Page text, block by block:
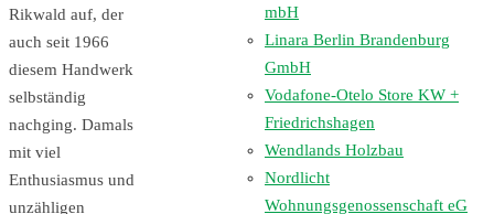
Rikwald auf, der
auch seit 1966
diesem Handwerk
selbständig
nachging. Damals
mit viel
Enthusiasmus und
unzähligen
mbH
Linara Berlin Brandenburg
GmbH
Vodafone-Otelo Store KW +
Friedrichshagen
Wendlands Holzbau
Nordlicht
Wohnungsgenossenschaft eG